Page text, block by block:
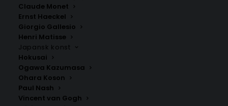
Claude Monet
Ernst Haeckel
Giorgio Gallesio
Henri Matisse
Japansk konst
Hokusai
Ogawa Kazumasa
Ohara Koson
Paul Nash
Vincent van Gogh